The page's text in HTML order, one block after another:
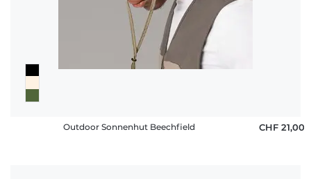
Outdoor Sonnenhut Beechfield CHF 21,00